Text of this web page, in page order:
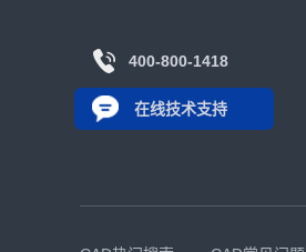
400-800-1418
在线技术支持